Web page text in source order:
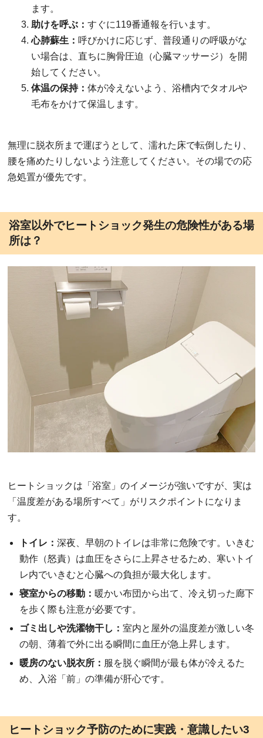
ます。
助けを呼ぶ： すぐに119番通報を行います。
心肺蘇生： 呼びかけに応じず、普段通りの呼吸がな
い場合は、直ちに胸骨圧迫（心臓マッサージ）を開
始してください。
体温の保持： 体が冷えないよう、浴槽内でタオルや
毛布をかけて保温します。
無理に脱衣所まで運ぼうとして、濡れた床で転倒したり、
腰を痛めたりしないよう注意してください。その場での応
急処置が優先です。
浴室以外でヒートショック発生の危険性がある場
所は？
ヒートショックは「浴室」のイメージが強いですが、実は
「温度差がある場所すべて」がリスクポイントになりま
す。
トイレ： 深夜、早朝のトイレは非常に危険です。いきむ
動作（怒責）は血圧をさらに上昇させるため、寒いトイ
レ内でいきむと心臓への負担が最大化します。
寝室からの移動： 暖かい布団から出て、冷え切った廊下
を歩く際も注意が必要です。
ゴミ出しや洗濯物干し： 室内と屋外の温度差が激しい冬
の朝、薄着で外に出る瞬間に血圧が急上昇します。
暖房のない脱衣所： 服を脱ぐ瞬間が最も体が冷えるた
め、入浴「前」の準備が肝心です。
ヒートショック予防のために実践・意識したい3